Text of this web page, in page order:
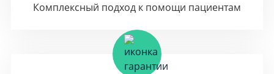
Комплексный подход к помощи пациентам